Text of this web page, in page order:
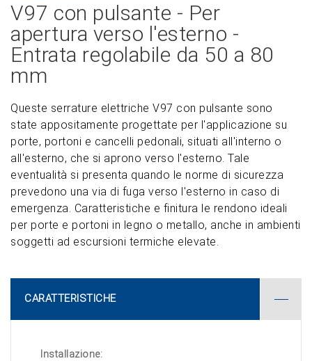
V97 con pulsante - Per
apertura verso l'esterno -
Entrata regolabile da 50 a 80
mm
Queste serrature elettriche V97 con pulsante sono
state appositamente progettate per l'applicazione su
porte, portoni e cancelli pedonali, situati all'interno o
all'esterno, che si aprono verso l'esterno. Tale
eventualità si presenta quando le norme di sicurezza
prevedono una via di fuga verso l'esterno in caso di
emergenza. Caratteristiche e finitura le rendono ideali
per porte e portoni in legno o metallo, anche in ambienti
soggetti ad escursioni termiche elevate.
CARATTERISTICHE
Installazione: